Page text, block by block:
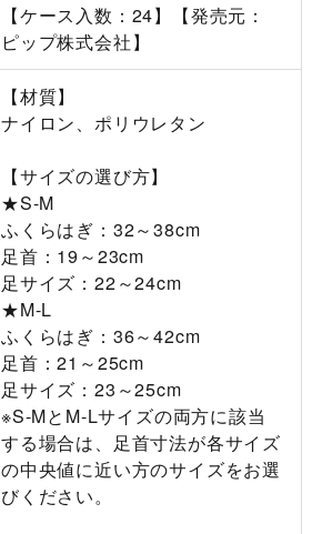
【ケース入数：24】【発売元：
ピップ株式会社】
【材質】
ナイロン、ポリウレタン
【サイズの選び方】
★S-M
ふくらはぎ：32～38cm
足首：19～23cm
足サイズ：22～24cm
★M-L
ふくらはぎ：36～42cm
足首：21～25cm
足サイズ：23～25cm
※S-MとM-Lサイズの両方に該当
する場合は、足首寸法が各サイズ
の中央値に近い方のサイズをお選
びください。